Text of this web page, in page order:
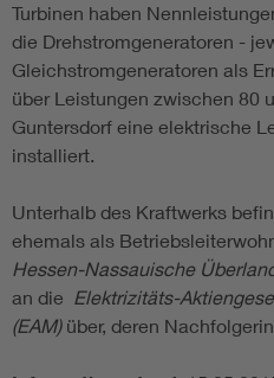
Turbinen haben
die Drehstromgeneratoren -
Gleichstromgeneratoren als
über Leistungen zwischen 80
Guntersdorf eine elektrische
installiert.
Unterhalb des Kraftwerks
ehemals als
Hessen-Nassauische
an die Elektrizitäts-
(EAM)über, deren